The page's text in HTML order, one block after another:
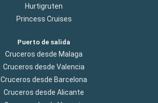
Hurtigruten
Princess Cruises
Puerto de salida
Cruceros desde Malaga
Cruceros desde Valencia
Cruceros desde Barcelona
Cruceros desde Alicante